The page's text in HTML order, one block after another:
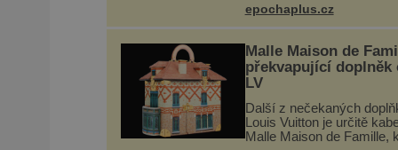
nebyla turistickým
ryze pracovní cestou se
zištnými úmysly.
epochaplus.cz
Malle Maison de
překvapující doplněk
LV
Další z nečekaných
Louis Vuitton je určitě
Malle Maison de Famille,